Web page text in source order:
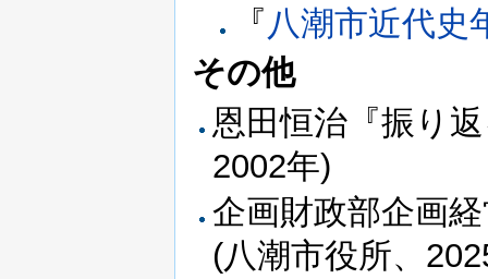
『 八潮市近代史
その他
恩田恒治『振り
2002年)
企画財政部企画
(八潮市役所、